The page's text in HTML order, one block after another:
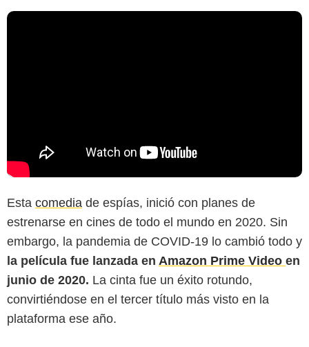
Esta comedia de espías, inició con planes de
estrenarse en cines de todo el mundo en 2020. Sin
embargo, la pandemia de COVID-19 lo cambió todo y
la película fue lanzada en Amazon Prime Video en
junio de 2020. La cinta fue un éxito rotundo,
convirtiéndose en el tercer título más visto en la
plataforma ese año.